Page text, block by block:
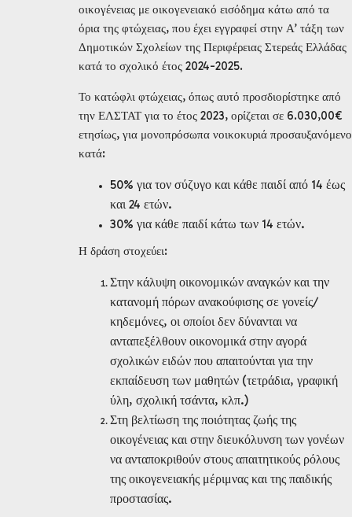
οικογένειας με οικογενειακό εισόδημα κάτω από τα
όρια της φτώχειας, που έχει εγγραφεί στην Α’ τάξη των
Δημοτικών Σχολείων της Περιφέρειας Στερεάς Ελλάδας
κατά το σχολικό έτος 2024-2025.
Το κατώφλι φτώχειας, όπως αυτό προσδιορίστηκε από
την ΕΛΣΤΑΤ για το έτος 2023, ορίζεται σε 6.030,00€
ετησίως, για μονοπρόσωπα νοικοκυριά προσαυξανόμενο
κατά:
50% για τον σύζυγο και κάθε παιδί από 14 έως
και 24 ετών.
30% για κάθε παιδί κάτω των 14 ετών.
Η δράση στοχεύει:
Στην κάλυψη οικονομικών αναγκών και την
κατανομή πόρων ανακούφισης σε γονείς/
κηδεμόνες, οι οποίοι δεν δύνανται να
ανταπεξέλθουν οικονομικά στην αγορά
σχολικών ειδών που απαιτούνται για την
εκπαίδευση των μαθητών (τετράδια, γραφική
ύλη, σχολική τσάντα, κλπ.)
Στη βελτίωση της ποιότητας ζωής της
οικογένειας και στην διευκόλυνση των γονέων
να ανταποκριθούν στους απαιτητικούς ρόλους
της οικογενειακής μέριμνας και της παιδικής
προστασίας.